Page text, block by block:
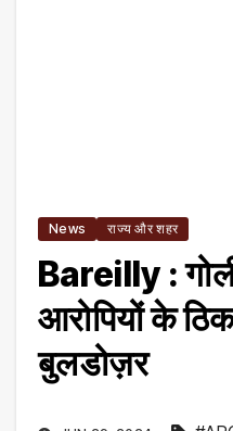
News राज्य और शहर
Bareilly :
आरोपियों के
बुलडोज़र